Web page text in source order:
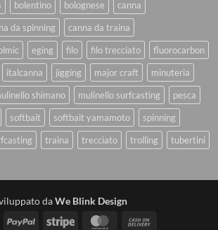
bolentino bolognese
canna
da spinning
canna da traina
eging filo filo trecciato
fluorocarbon
italcanna jigging major craft
minuteria
shimano mulinello surfcasting
pesca
softbait softbait yamamoto
spinning
traina trecciato trolling tubertini
daWe Blink Design
Visa
PayPal Stripe MasterCard